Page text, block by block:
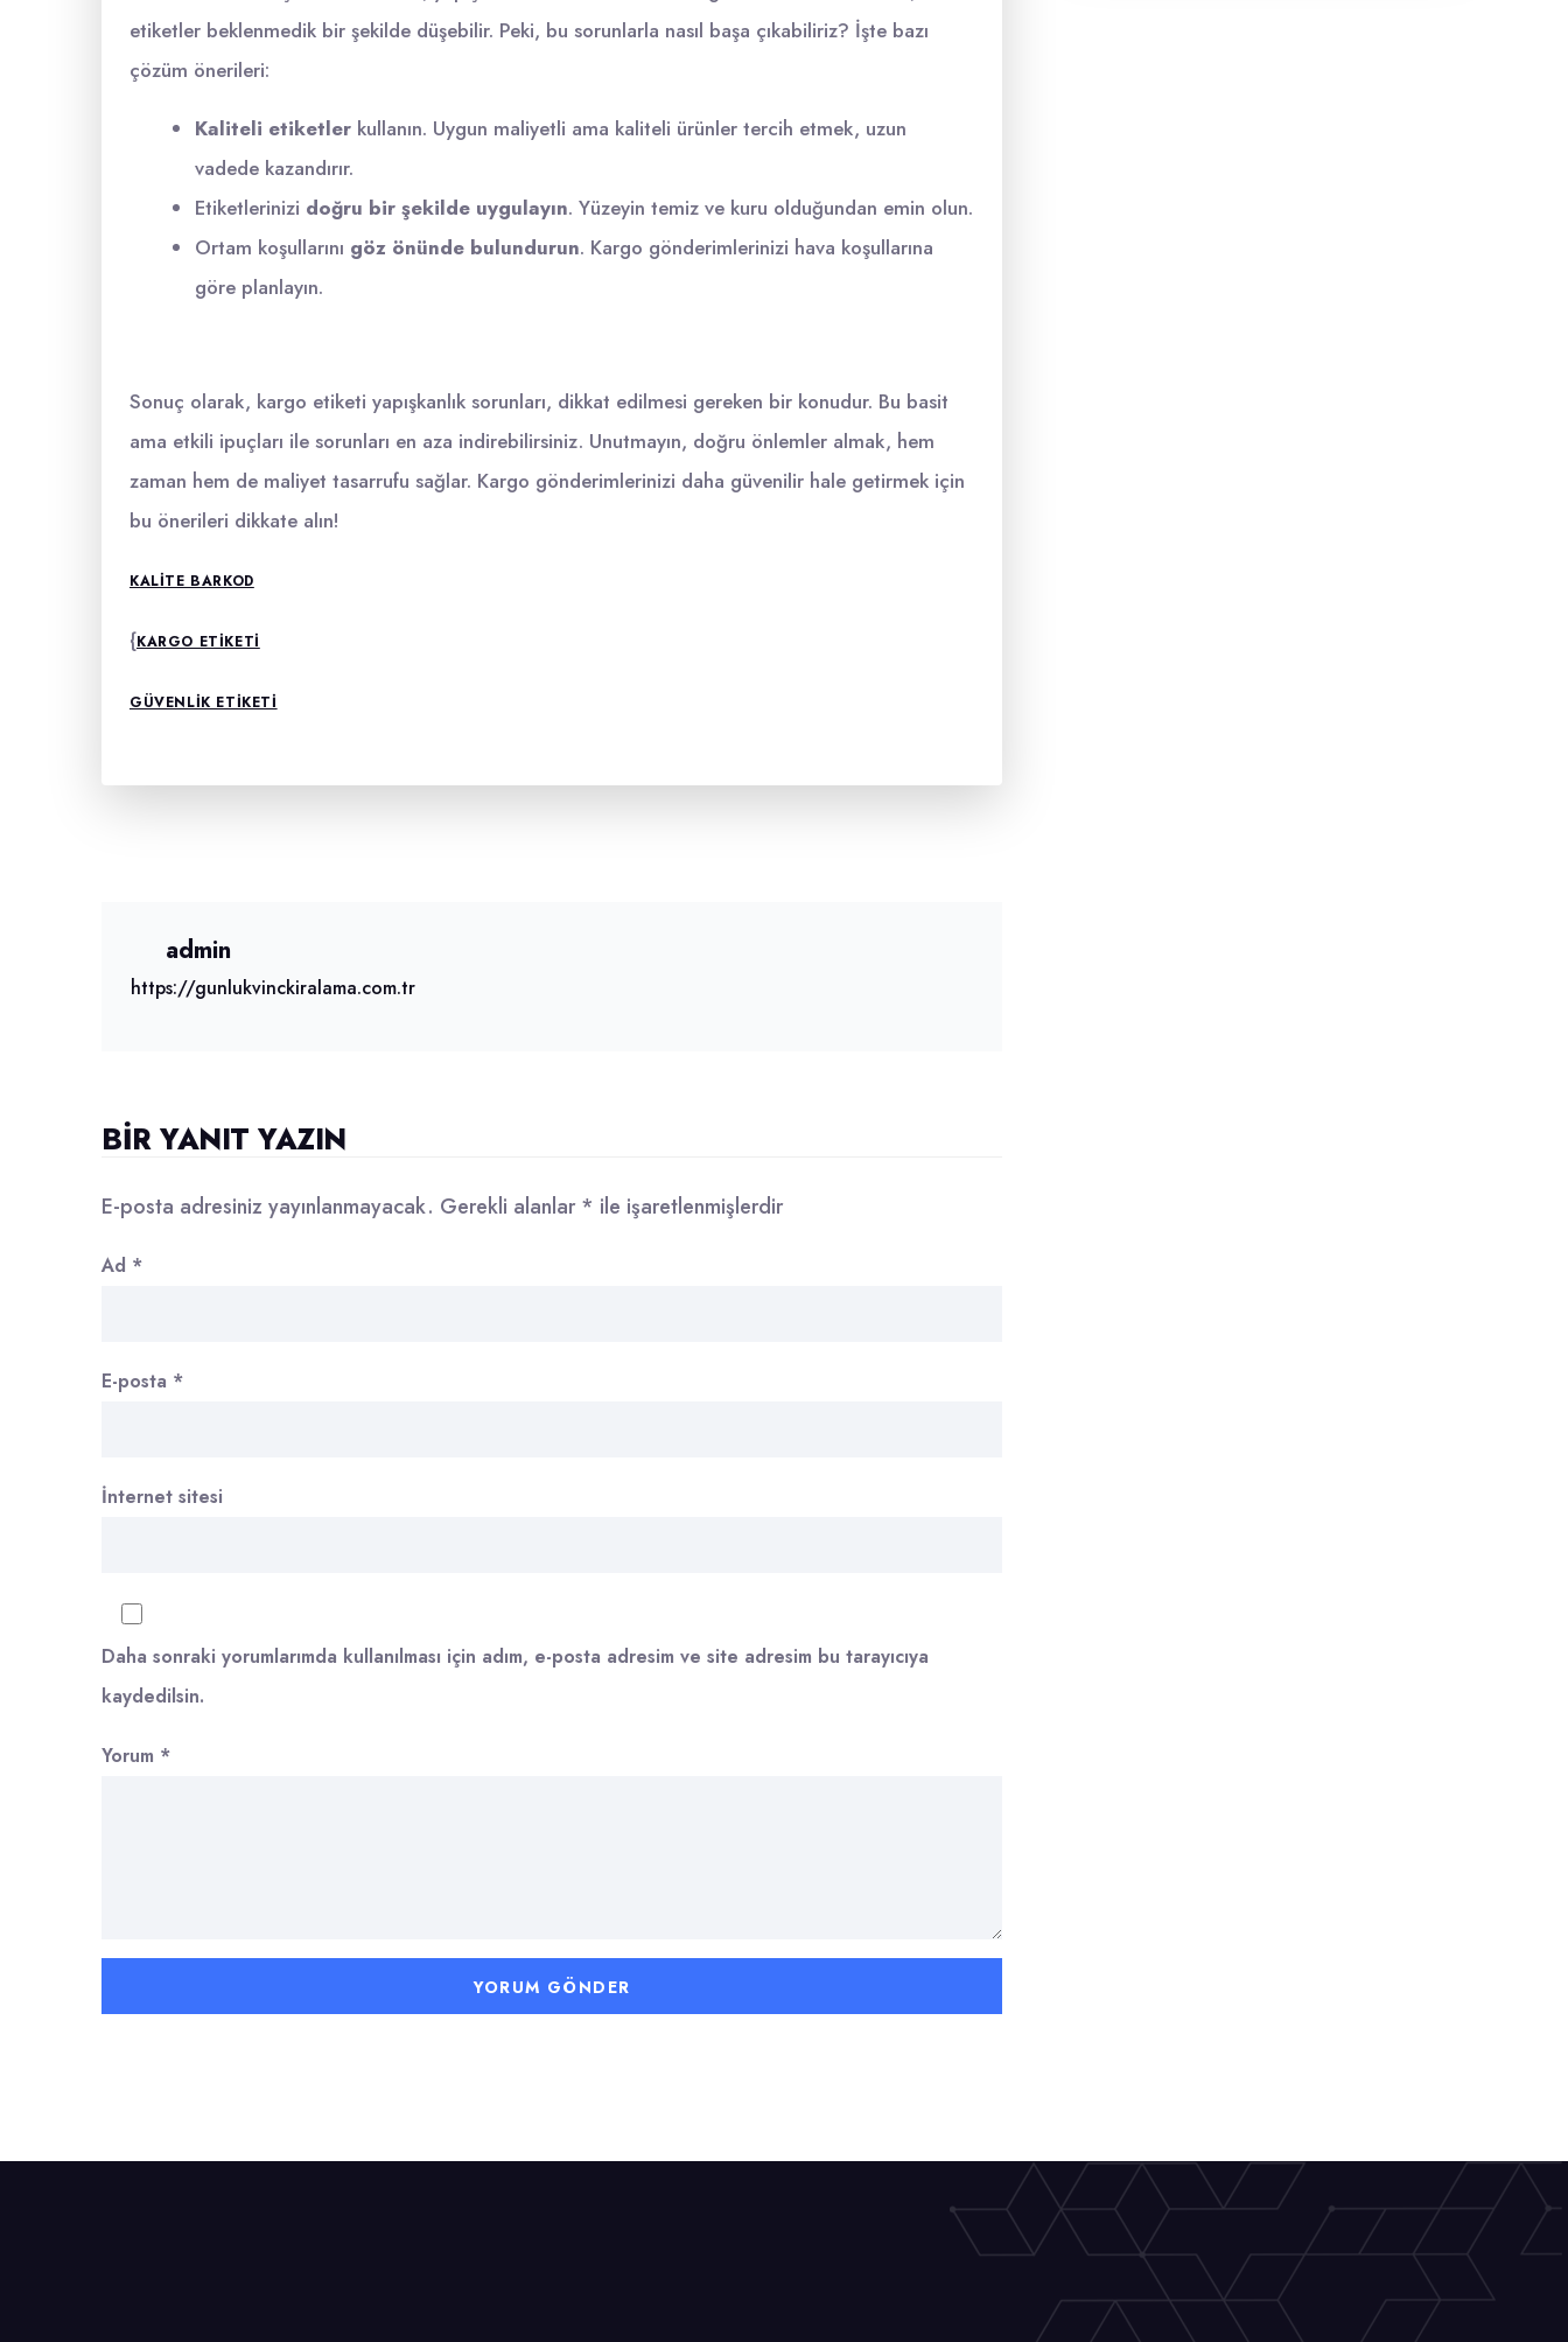
etiketler beklenmedik bir şekilde düşebilir. Peki, bu sorunlarla nasıl başa çıkabiliriz? İşte bazı
çözüm önerileri:
Kaliteli etiketler kullanın. Uygun maliyetli ama kaliteli ürünler tercih etmek, uzun
vadede kazandırır.
Etiketlerinizi doğru bir şekilde uygulayın. Yüzeyin temiz ve kuru olduğundan emin olun.
Ortam koşullarını göz önünde bulundurun. Kargo gönderimlerinizi hava koşullarına
göre planlayın.
Sonuç olarak, kargo etiketi yapışkanlık sorunları, dikkat edilmesi gereken bir konudur. Bu basit
ama etkili ipuçları ile sorunları en aza indirebilirsiniz. Unutmayın, doğru önlemler almak, hem
zaman hem de maliyet tasarrufu sağlar. Kargo gönderimlerinizi daha güvenilir hale getirmek için
bu önerileri dikkate alın!
KALITE BARKOD
{KARGO ETIKETI
GÜVENLIK ETIKETI
admin
https://gunlukvinckiralama.com.tr
BIR YANIT YAZIN
E-posta adresiniz yayınlanmayacak. Gerekli alanlar* ile işaretlenmişlerdir
Ad *
E-posta *
İnternet sitesi
Daha sonraki yorumlarımda kullanılması için adım, e-posta adresim ve site adresim bu tarayıcıya
kaydedilsin.
Yorum *